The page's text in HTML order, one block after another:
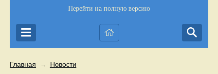
Перейти на полную версию
Главная → Новости